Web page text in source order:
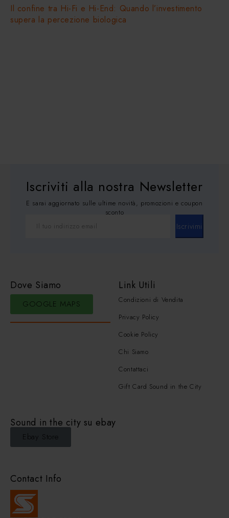
Il confine tra Hi-Fi e Hi-End: Quando l’investimento
supera la percezione biologica
Iscriviti alla nostra Newsletter
E sarai aggiornato sulle ultime novità, promozioni e coupon
sconto
Iscrivimi
Contact Info
Dove Siamo
GOOGLE MAPS
Link Utili
Condizioni di Vendita
Privacy Policy
Cookie Policy
Chi Siamo
Contattaci
Gift Card Sound in the City
Sound in the city su ebay
Ebay Store